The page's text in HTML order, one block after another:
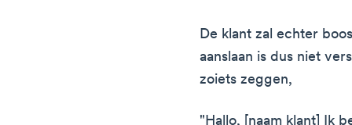
De klant zal echter
aanslaan is dus niet
zoiets zeggen,
"Hallo, [naam klant] Ik